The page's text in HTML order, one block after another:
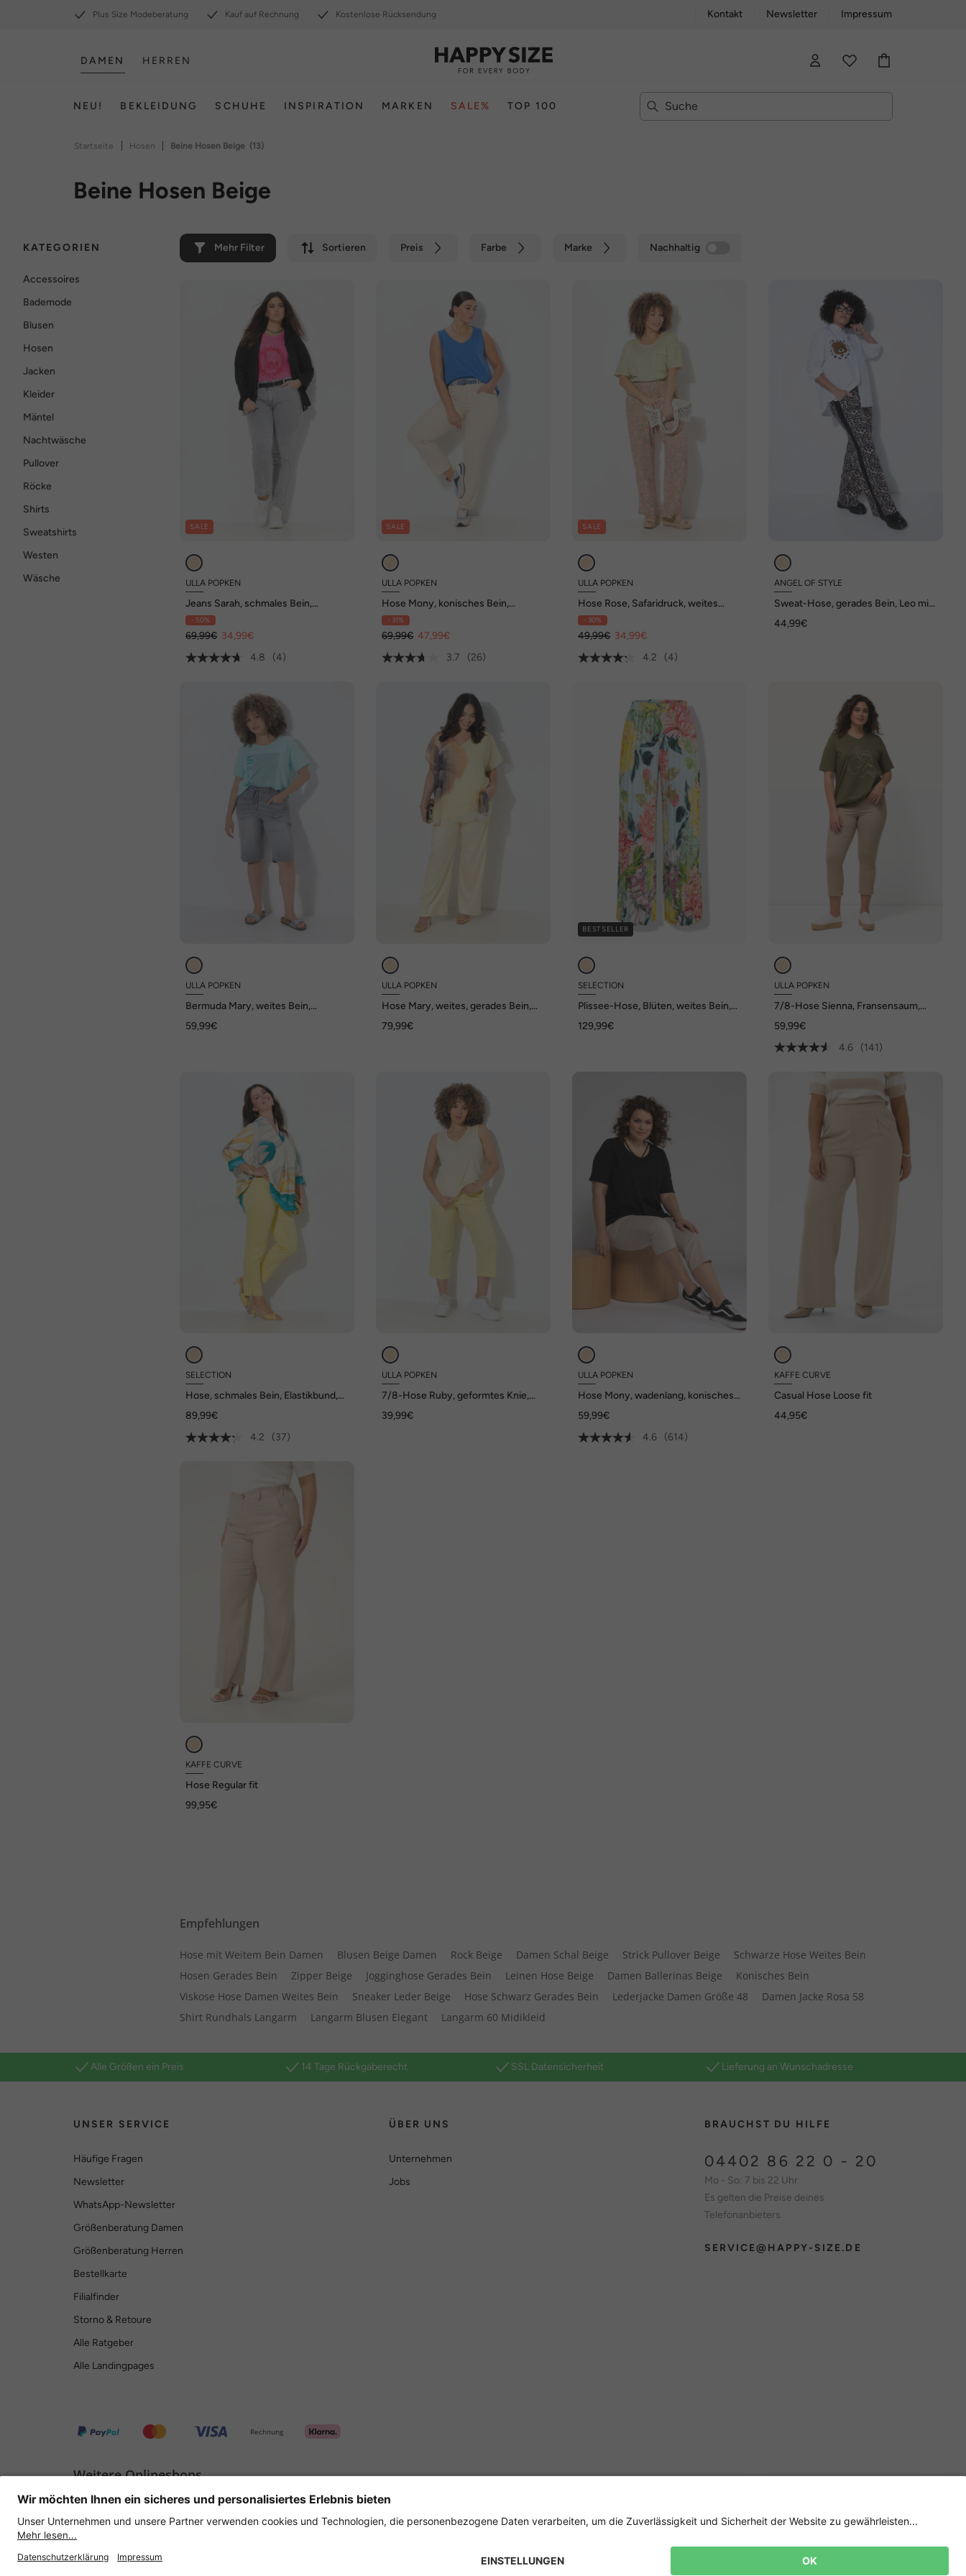
Plus Size Modeberatung Kauf auf Rechnung Kostenlose Rücksendung Kontakt Newsletter Impressum
DAMEN HERREN
NEU! BEKLEIDUNG SCHUHE INSPIRATION MARKEN SALE% TOP 100
Startseite | Hosen | Beine Hosen Beige (13)
Beine Hosen Beige
KATEGORIEN Mehr Filter Sortieren Preis Farbe Marke Nachhaltig
Accessoires
Bademode
Blusen
Hosen
Jacken
Kleider
Mäntel
Nachtwäsche
Pullover
Röcke
Shirts
Sweatshirts
Westen
Wäsche
SALE
ULLA POPKEN
Jeans Sarah, schmales Bein,
Komfortbund
- 50%
69,99€ 34,99€
4.8
(4)
SALE
ULLA POPKEN
Hose Mony, konisches Bein,
Zipptaschen, Stretch
- 31%
69,99€ 47,99€
3.7
(26)
SALE
ULLA POPKEN
Hose Rose, Safaridruck, weites
Bein, Elastikbund
- 30%
49,99€ 34,99€
4.2
(4)
ANGEL OF STYLE
Sweat-Hose, gerades Bein, Leo mit
44,99€
ULLA POPKEN
Bermuda Mary, weites Bein,
59,99€
ULLA POPKEN
Hose Mary, weites, gerades Bein,
79,99€
BESTSELLER
SELECTION
Plissee-Hose, Blüten, weites Bein,
129,99€
ULLA POPKEN
7/8-Hose Sienna, Fransensaum,
59,99€
4.6
(141)
SELECTION
Hose, schmales Bein, Elastikbund,
89,99€
4.2
(37)
ULLA POPKEN
7/8-Hose Ruby, geformtes Knie,
39,99€
ULLA POPKEN
Hose Mony, wadenlang, konisches
59,99€
4.6
(614)
KAFFE CURVE
Casual Hose Loose fit
44,95€
KAFFE CURVE
Hose Regular fit
99,95€
Empfehlungen
Hose mit Weitem Bein Damen Blusen Beige Damen Rock Beige Damen Schal Beige Strick Pullover Beige
Schwarze Hose Weites Bein
Hosen Gerades Bein
Zipper Beige Jogginghose Gerades Bein Leinen Hose Beige Damen Ballerinas Beige
Konisches Bein
Viskose Hose Damen Weites Bein
Sneaker Leder Beige Hose Schwarz Gerades Bein Lederjacke Damen Größe 48
Damen Jacke Rosa 58
Shirt Rundhals Langarm
Langarm Blusen Elegant Langarm 60 Midikleid
Alle Größen ein Preis 14 Tage Rückgaberecht SSL Datensicherheit Lieferung an Wunschadresse
UNSER SERVICE
Häufige Fragen
Newsletter
WhatsApp-Newsletter
Größenberatung Damen
Größenberatung Herren
Bestellkarte
Filialfinder
Storno & Retoure
Alle Ratgeber
Alle Landingpages
ÜBER UNS
Unternehmen
Jobs
BRAUCHST DU HILFE
04402 86 22 0 - 20
Mo - So: 7 bis 22 Uhr
Es gelten die Preise deines
Telefonanbieters.
SERVICE@HAPPY-SIZE.DE
Rechnung
Weitere Onlineshops
Deutschland Sicher einkaufen mit
Jetzt
anmelden
und 15%
Rabatt sichern! 👈
Zur Anmeldung